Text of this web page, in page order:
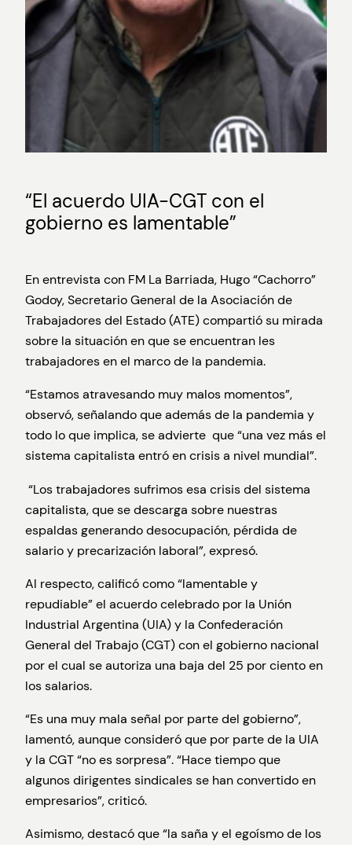
“El acuerdo UIA-CGT con el
gobierno es lamentable”
En entrevista con FM La Barriada, Hugo “Cachorro”
Godoy, Secretario General de la Asociación de
Trabajadores del Estado (ATE) compartió su mirada
sobre la situación en que se encuentran les
trabajadores en el marco de la pandemia.
“Estamos atravesando muy malos momentos”,
observó, señalando que además de la pandemia y
todo lo que implica, se advierte que “una vez más el
sistema capitalista entró en crisis a nivel mundial”.
“Los trabajadores sufrimos esa crisis del sistema
capitalista, que se descarga sobre nuestras
espaldas generando desocupación, pérdida de
salario y precarización laboral”, expresó.
Al respecto, calificó como “lamentable y
repudiable” el acuerdo celebrado por la Unión
Industrial Argentina (UIA) y la Confederación
General del Trabajo (CGT) con el gobierno nacional
por el cual se autoriza una baja del 25 por ciento en
los salarios.
“Es una muy mala señal por parte del gobierno”,
lamentó, aunque consideró que por parte de la UIA
y la CGT “no es sorpresa”. “Hace tiempo que
algunos dirigentes sindicales se han convertido en
empresarios”, criticó.
Asimismo, destacó que “la saña y el egoísmo de los